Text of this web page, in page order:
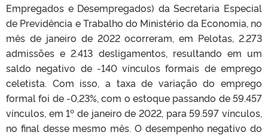
Empregados e Desempregados) da Secretaria Especial
de Previdência e Trabalho do Ministério da Economia, no
mês de janeiro de 2022 ocorreram, em Pelotas, 2.273
admissões e 2.413 desligamentos, resultando em um
saldo negativo de -140 vínculos formais de emprego
celetista. Com isso, a taxa de variação do emprego
formal foi de -0,23%, com o estoque passando de 59.457
vínculos, em 1º de janeiro de 2022, para 59.597 vínculos,
no final desse mesmo mês. O desempenho negativo do